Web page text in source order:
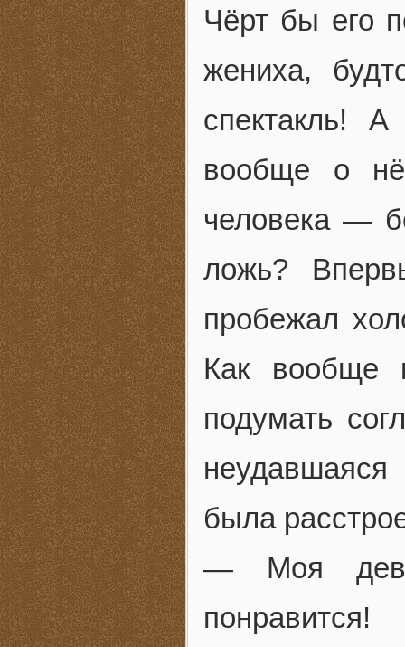
Чёрт бы его
жениха,
спектакль!
вообще о
человека —
ложь?
пробежал
Как вообще
подумать
была
— Моя
понравится!